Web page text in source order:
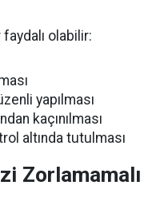
olabilir:
yapılması
kaçınılması
altında tutulması
Zorlamamalı